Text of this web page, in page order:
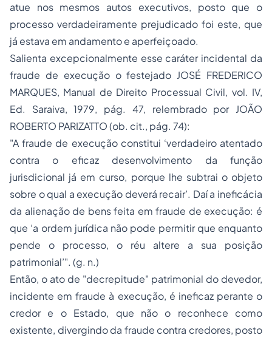
atue nos mesmos autos executivos, posto que o
processo verdadeiramente prejudicado foi este, que
já estava em andamento e aperfeiçoado.
Salienta excepcionalmente esse caráter incidental da
fraude de execução o festejado JOSÉ FREDERICO
MARQUES, Manual de Direito Processual Civil, vol. IV,
Ed. Saraiva, 1979, pág. 47, relembrado por JOÃO
ROBERTO PARIZATTO (ob. cit., pág. 74):
"A fraude de execução constitui ‘verdadeiro atentado
contra o eficaz desenvolvimento da função
jurisdicional já em curso, porque lhe subtrai o objeto
sobre o qual a execução deverá recair’. Daí a ineficácia
da alienação de bens feita em fraude de execução: é
que ‘a ordem jurídica não pode permitir que enquanto
pende o processo, o réu altere a sua posição
patrimonial’". (g. n.)
Então, o ato de "decrepitude" patrimonial do devedor,
incidente em fraude à execução, é ineficaz perante o
credor e o Estado, que não o reconhece como
existente, divergindo da fraude contra credores, posto